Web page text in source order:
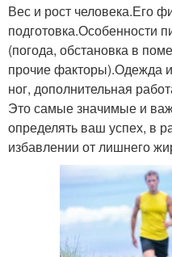
Вес и рост человека.Его
подготовка.Особенности
(погода, обстановка в
прочие факторы).Одежда
ног, дополнительная
Это самые значимые и
определять ваш успех, в
избавлении от лишнего